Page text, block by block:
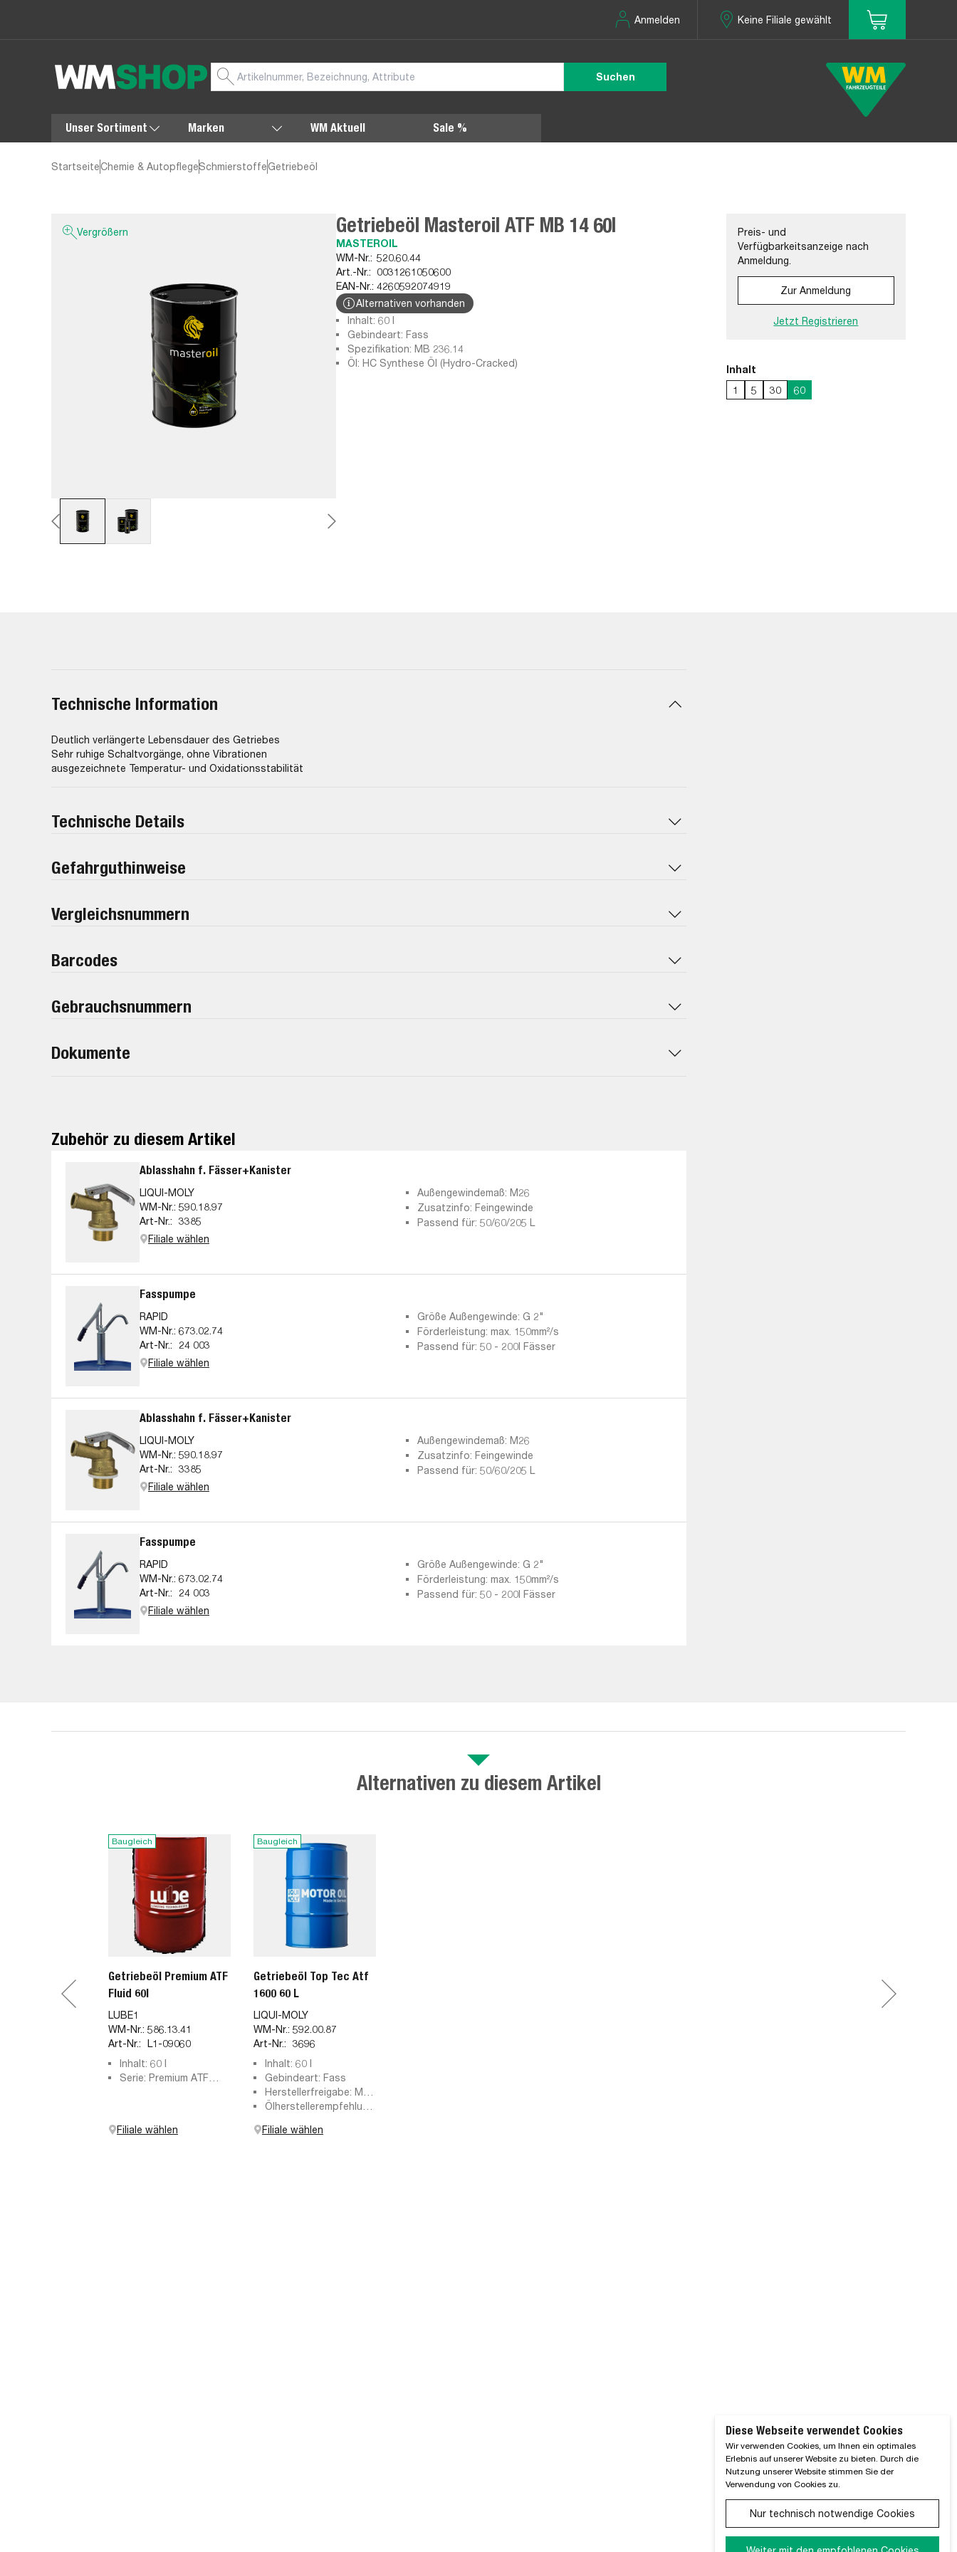
Anmelden Keine Filiale gewählt
Suchen
Unser Sortiment Marken WM Aktuell Sale %
StartseiteChemie & AutopflegeSchmierstoffeGetriebeöl
Vergrößern Getriebeöl Masteroil ATF MB 14 60l
MASTEROIL
WM-Nr.: 520.60.44
Art.-Nr.: 0031261050600
EAN-Nr.: 4260592074919
Alternativen vorhanden
Inhalt: 60 l
Gebindeart: Fass
Spezifikation: MB 236.14
Öl: HC Synthese Öl (Hydro-Cracked)
Preis- und
Verfügbarkeitsanzeige nach
Anmeldung.
Zur Anmeldung
Jetzt Registrieren
Inhalt
1
5 30 60
Technische Information
Deutlich verlängerte Lebensdauer des Getriebes
Sehr ruhige Schaltvorgänge, ohne Vibrationen
ausgezeichnete Temperatur- und Oxidationsstabilität
Technische Details
Gefahrguthinweise
Vergleichsnummern
Barcodes
Gebrauchsnummern
Dokumente
Zubehör zu diesem Artikel
Ablasshahn f. Fässer+Kanister
LIQUI-MOLY
WM-Nr.: 590.18.97
Art-Nr.: 3385
Außengewindemaß: M26
Zusatzinfo: Feingewinde
Passend für: 50/60/205 L
Filiale wählen
Fasspumpe
RAPID
WM-Nr.: 673.02.74
Art-Nr.:
24 003
Größe Außengewinde: G 2"
Förderleistung: max. 150mm²/s
Passend für: 50 - 200l Fässer
Filiale wählen
Ablasshahn f. Fässer+Kanister
LIQUI-MOLY
WM-Nr.: 590.18.97
Art-Nr.: 3385
Außengewindemaß: M26
Zusatzinfo: Feingewinde
Passend für: 50/60/205 L
Filiale wählen
Fasspumpe
RAPID
WM-Nr.: 673.02.74
Art-Nr.:
24 003
Größe Außengewinde: G 2"
Förderleistung: max. 150mm²/s
Passend für: 50 - 200l Fässer
Filiale wählen
Alternativen zu diesem Artikel
Baugleich
Getriebeöl Premium ATF
Fluid 60l
LUBE1
WM-Nr.: 586.13.41
Art-Nr.: L1-09060
Inhalt: 60 l
Serie: Premium ATF
Filiale wählen
Baugleich
Getriebeöl Top Tec Atf
1600 60 L
LIQUI-MOLY
WM-Nr.: 592.00.87
Art-Nr.: 3696
Inhalt: 60 l
Gebindeart: Fass
Herstellerfreigabe: MB-
Freigabe 236.14, MB
Ölherstellerempfehlung:
Filiale wählen
Diese Webseite verwendet Cookies
Wir verwenden Cookies, um Ihnen ein optimales
Erlebnis auf unserer Website zu bieten. Durch die
Nutzung unserer Website stimmen Sie der
Verwendung von Cookies zu.
Nur technisch notwendige Cookies